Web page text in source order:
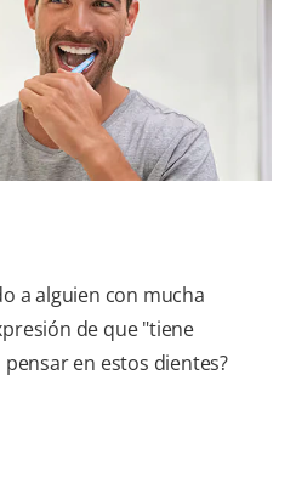
DONDE COMPRAR
MX (ES)
a alguien con mucha
de que "tiene
en estos dientes?